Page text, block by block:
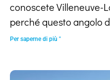
conoscete Villeneuve-
perché questo angolo
Per saperne di più "